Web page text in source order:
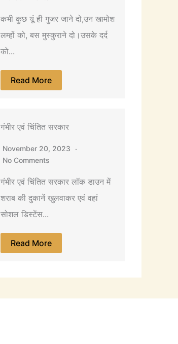
कभी कुछ यूं ही गुजर जाने दो,उन खामोश
लम्हों को, बस मुस्कुराने दो।उसके दर्द
को...
Read More
गंभीर एवं चिंतित सरकार
November 20, 2023
No Comments
गंभीर एवं चिंतित सरकार लॉक डाउन में
शराब की दुकानें खुलवाकर एवं वहां
सोशल डिस्टेंस...
Read More